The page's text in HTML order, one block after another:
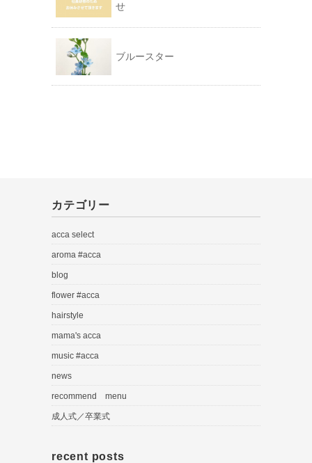
せ
ブルースター
カテゴリー
acca select
aroma #acca
blog
flower #acca
hairstyle
mama's acca
music #acca
news
recommend menu
成人式／卒業式
recent posts